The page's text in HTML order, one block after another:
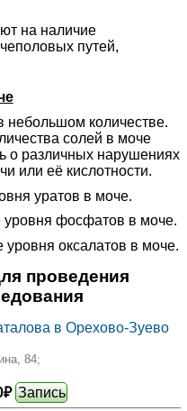
на наличие
путей,
небольшом количестве.
солей в моче
о различных нарушениях
или её кислотности.
уратов в моче.
фосфатов в моче.
оксалатов в моче.
проведения
в Орехово-Зуево
84;
Запись